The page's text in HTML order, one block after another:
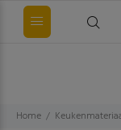
Home